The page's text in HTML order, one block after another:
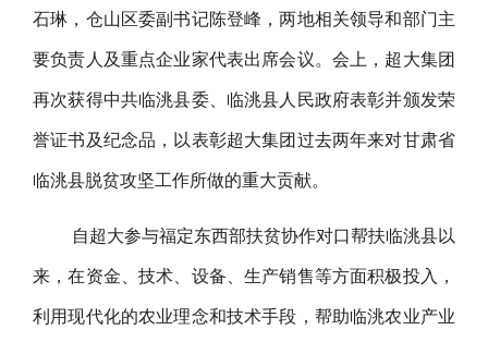
石琳，仓山区委副书记陈登峰，两地相关领导和部门主
要负责人及重点企业家代表出席会议。会上，超大集团
再次获得中共临洮县委、临洮县人民政府表彰并颁发荣
誉证书及纪念品，以表彰超大集团过去两年来对甘肃省
临洮县脱贫攻坚工作所做的重大贡献。
自超大参与福定东西部扶贫协作对口帮扶临洮县以
来，在资金、技术、设备、生产销售等方面积极投入，
利用现代化的农业理念和技术手段，帮助临洮农业产业